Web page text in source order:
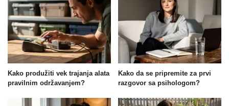
Kako produžiti vek trajanja alata
pravilnim održavanjem?
Kako da se pripremite za prvi
razgovor sa psihologom?